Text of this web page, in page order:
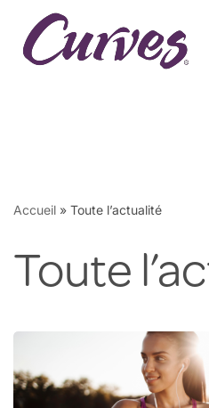
Skip
Accueil » Toute l’actualité
Toute